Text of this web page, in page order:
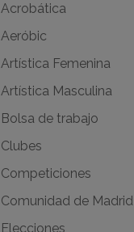
Acrobática
Aeróbic
Artística Femenina
Artística Masculina
Bolsa de trabajo
Clubes
Competiciones
Comunidad de Madrid
Elecciones